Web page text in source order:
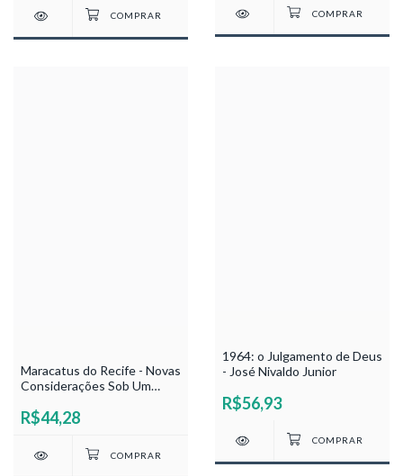
Maracatus do Recife - Novas
Considerações Sob Um
Marciano de França Lima
R$44,28
1964: o Julgamento de Deus
- José Nivaldo Junior
R$56,93